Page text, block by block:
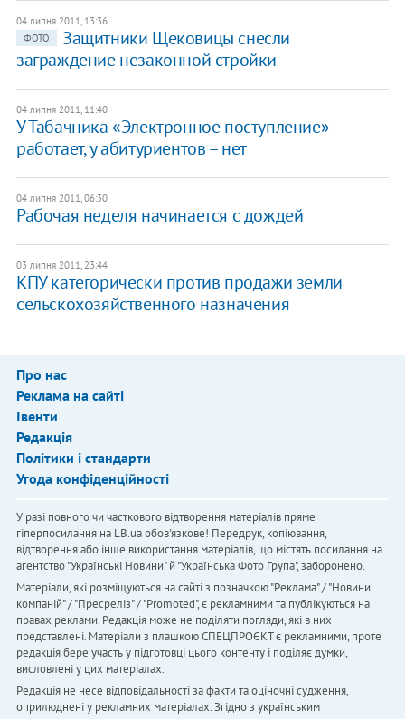
04 липня 2011, 13:36
ФОТО
Защитники Щековицы снесли
заграждение незаконной стройки
04 липня 2011, 11:40
У Табачника «Электронное поступление»
работает, у абитуриентов – нет
04 липня 2011, 06:30
Рабочая неделя начинается с дождей
03 липня 2011, 23:44
КПУ категорически против продажи земли
сельскохозяйственного назначения
Про нас
Реклама на сайті
Івенти
Редакція
Політики і стандарти
Угода конфіденційності
У разі повного чи часткового відтворення матеріалів пряме
гіперпосилання на LB.ua обов'язкове! Передрук, копіювання,
відтворення або інше використання матеріалів, що містять посилання на
агентство "Українськi Новини" й "Українська Фото Група", заборонено.
Матеріали, які розміщуються на сайті з позначкою "Реклама" / "Новини
компаній" / "Пресреліз" / "Promoted", є рекламними та публікуються на
правах реклами. Редакція може не поділяти погляди, які в них
представлені. Матеріали з плашкою СПЕЦПРОЄКТ є рекламними, проте
редакція бере участь у підготовці цього контенту і поділяє думки,
висловлені у цих матеріалах.
Редакція не несе відповідальності за факти та оціночні судження,
оприлюднені у рекламних матеріалах. Згідно з українським